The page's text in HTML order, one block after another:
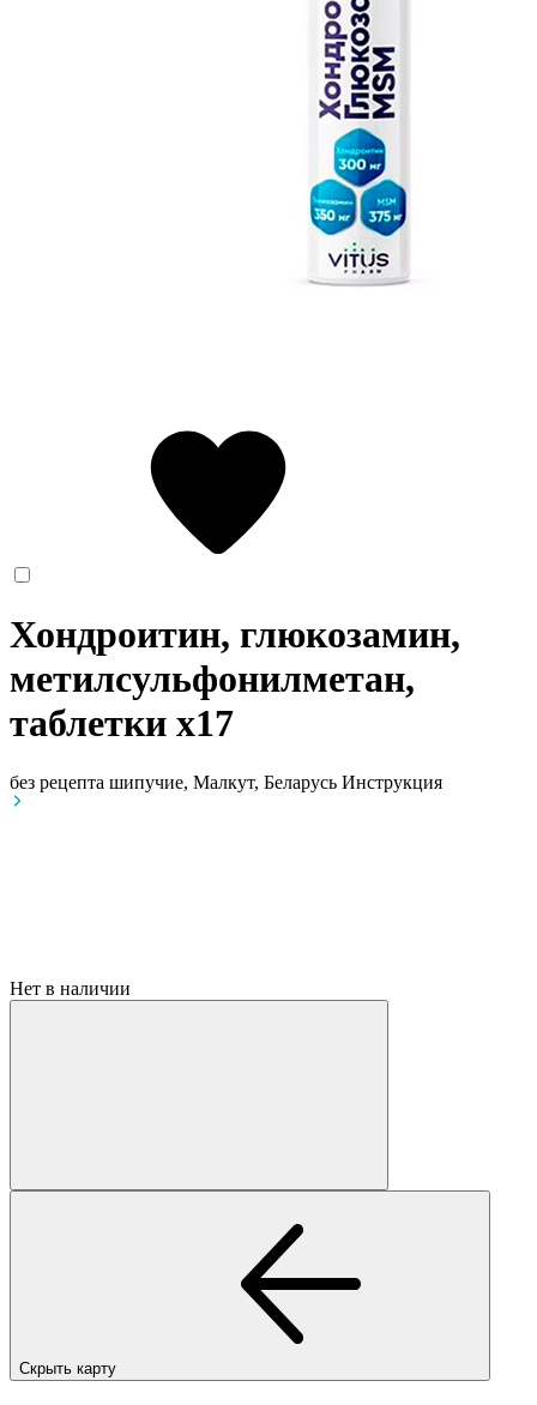
Хондроитин, глюкозамин,
метилсульфонилметан,
таблетки x17
без рецепта шипучие, Малкут, Беларусь Инструкция
Нет в наличии
Скрыть карту